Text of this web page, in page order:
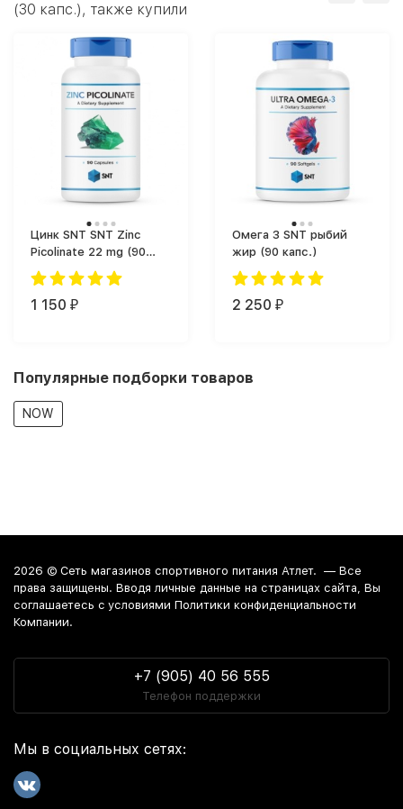
(30 капс.), также купили
Цинк SNT SNT Zinc
Picolinate 22 mg (90
капс.)
1 150 ₽
Омега 3 SNT рыбий
жир (90 капс.)
2 250 ₽
Популярные подборки товаров
NOW
2026 © Сеть магазинов спортивного питания Атлет. — Все
права защищены. Вводя личные данные на страницах сайта, Вы
соглашаетесь c условиями Политики конфиденциальности
Компании.
+7 (905) 40 56 555
Телефон поддержки
Мы в социальных сетях: